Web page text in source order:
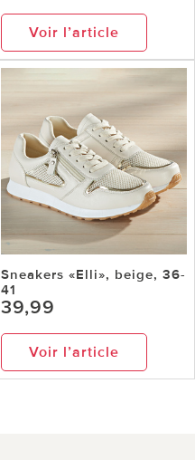
Voir l’article
Sneakers «Elli», beige, 36-
41
39,99
Voir l’article